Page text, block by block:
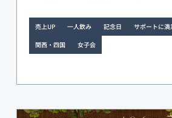
売上UP 一人飲み 記念日 サポートに満
関西・四国
女子会